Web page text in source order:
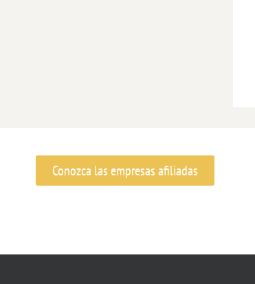
Conozca las empresas afiliadas